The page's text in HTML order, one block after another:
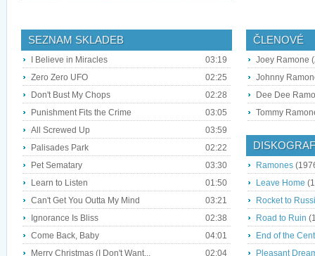
SEZNAM SKLADEB
I Believe in Miracles
03:19
Zero Zero UFO
02:25
Don't Bust My Chops
02:28
Punishment Fits the Crime
03:05
All Screwed Up
03:59
Palisades Park
02:22
Pet Sematary
03:30
Learn to Listen
01:50
Can't Get You Outta My Mind
03:21
Ignorance Is Bliss
02:38
Come Back, Baby
04:01
Merry Christmas (I Don't Want...
02:04
ČLENOVÉ
Joey Ramone
Johnny
Dee Dee
Tommy
Ramones
Leave Home
Rocket to
Road to Ruin
End of the
Pleasant